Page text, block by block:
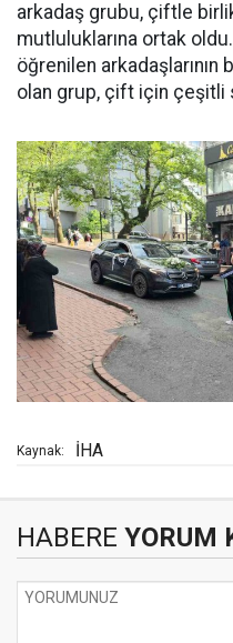
arkadaş grubu, çiftle
mutluluklarına ortak oldu.
öğrenilen arkadaşlarının
olan grup, çift için çeşitli
Kaynak: İHA
HABERE YORUM